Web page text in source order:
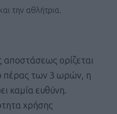
την αθλήτρια.
αποστάσεως ορίζεται
πέρας των 3 ωρών, η
καμία ευθύνη.
χρήσης